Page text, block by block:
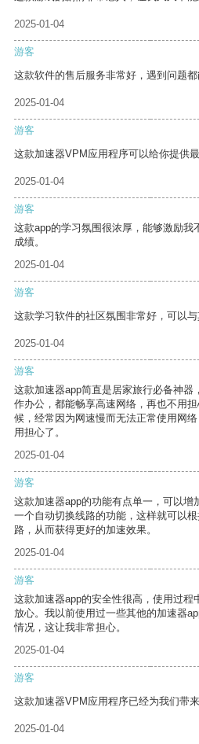
2025-01-04
游客
这款软件的售后服务非常好，遇到问题都
2025-01-04
游客
这款加速器VPM应用程序可以给你提供
2025-01-04
游客
这款app的学习氛围很浓厚，能够激励我
成绩。
2025-01-04
游客
这款学习软件的社区氛围非常好，可以与
2025-01-04
游客
这款加速器app简直是居家旅行必备神器
作办公，都能畅享高速网络，再也不用
候，经常因为网速慢而无法正常使用网
用担心了。
2025-01-04
游客
这款加速器app的功能有点单一，可以增
一个自动切换线路的功能，这样就可以
路，从而获得更好的加速效果。
2025-01-04
游客
这款加速器app的安全性很高，使用过程
放心。我以前使用过一些其他的加速器
情况，这让我非常担心。
2025-01-04
游客
这款加速器VPM应用程序已经为我们带
2025-01-04